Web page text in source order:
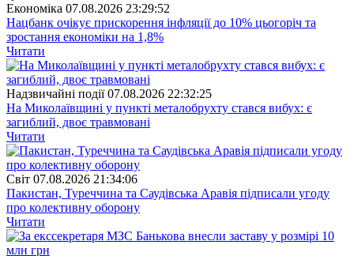
Економіка 07.08.2026 23:29:52
Нацбанк очікує прискорення інфляції до 10% цьогоріч та
зростання економіки на 1,8%
Читати
Надзвичайні події 07.08.2026 22:32:25
На Миколаївщині у пункті металобрухту стався вибух: є
загиблий, двоє травмовані
Читати
Свiт 07.08.2026 21:34:06
Пакистан, Туреччина та Саудівська Аравія підписали угоду
про колективну оборону
Читати